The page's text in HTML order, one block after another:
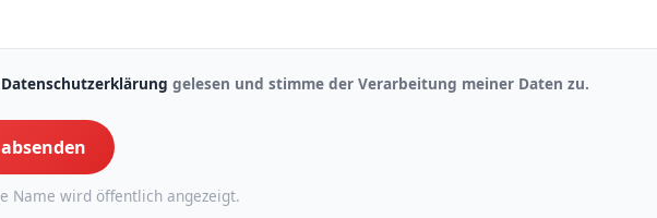
Datenschutzerklärung gelesen und stimme der Verarbeitung meiner Daten zu.
Name wird öffentlich angezeigt.